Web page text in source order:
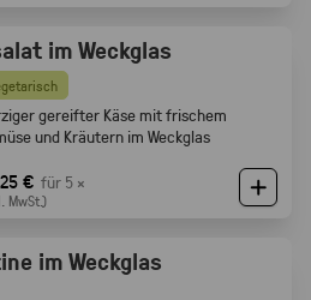
im Weckglas
gereifter Käse mit frischem
und Kräutern im Weckglas
€ für 5 ×
MwSt.)
im Weckglas